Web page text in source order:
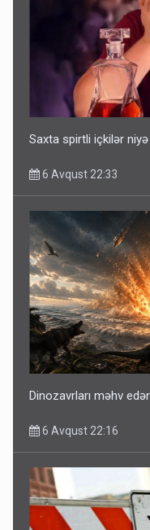
Saxta spirtli içkilər
6 Avqust 22:33
Dinozavrları məhv
6 Avqust 22:16